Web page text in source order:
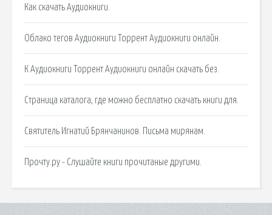
Как скачать Аудиокниги.
Облако тегов Аудиокниги Торрент Аудиокниги онлайн.
К Аудиокниги Торрент Аудиокниги онлайн скачать без.
Страница каталога, где можно бесплатно скачать книги для.
Святитель Игнатий Брянчанинов. Письма мирянам.
Прочту.ру - Слушайте книги прочитаные другими.